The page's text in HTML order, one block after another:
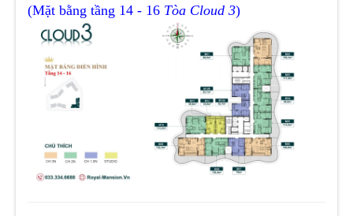
(Mặt bằng tầng 14 - 16 Tòa Cloud 3)